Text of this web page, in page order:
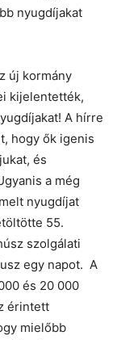
nyugdíjakat
új kormány
kijelentették,
A hírre
hogy ők igenis
és
a még
nyugdíjat
55.
szolgálati
egy napot. A
és 20 000
érintett
mielőbb